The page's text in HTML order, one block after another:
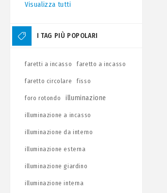
Visualizza tutti
I TAG PIÙ POPOLARI
faretti a incasso faretto a incasso
faretto circolare fisso
foro rotondo illuminazione
illuminazione a incasso
illuminazione da interno
illuminazione esterna
illuminazione giardino
illuminazione interna